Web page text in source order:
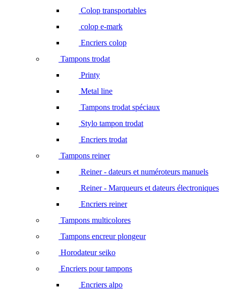
Colop transportables
colop e-mark
Encriers colop
Tampons trodat
Printy
Metal line
Tampons trodat spéciaux
Stylo tampon trodat
Encriers trodat
Tampons reiner
Reiner - dateurs et numéroteurs manuels
Reiner - Marqueurs et dateurs électroniques
Encriers reiner
Tampons multicolores
Tampons encreur plongeur
Horodateur seiko
Encriers pour tampons
Encriers alpo